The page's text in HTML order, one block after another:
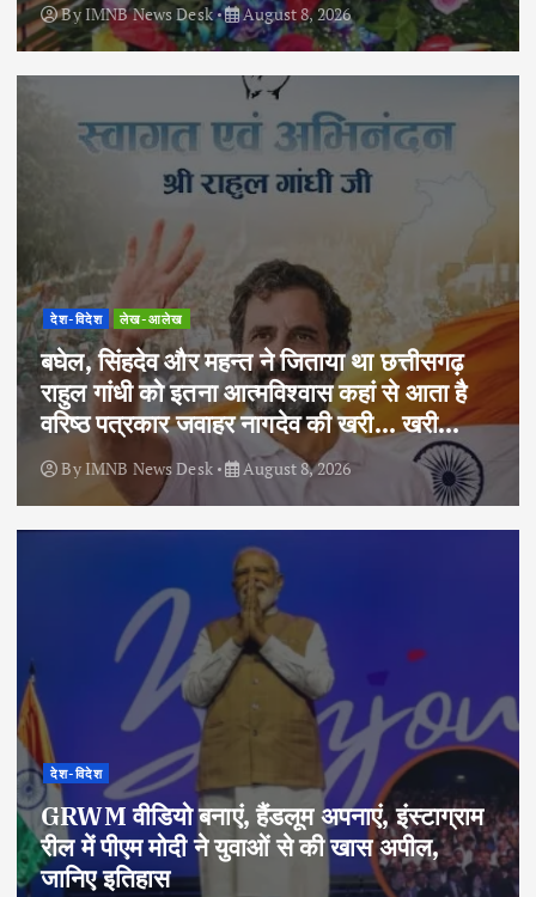
ByIMNB News Desk August 8, 2026
देश-विदेश लेख-आलेख
बघेल, सिंहदेव और महन्त ने जिताया था छत्तीसगढ़
राहुल गांधी को इतना आत्मविश्वास कहां से आता है
वरिष्ठ पत्रकार जवाहर नागदेव की खरी… खरी…
By IMNB News Desk August 8, 2026
देश-विदेश
GRWM वीडियो बनाएं, हैंडलूम अपनाएं, इंस्टाग्राम
रील में पीएम मोदी ने युवाओं से की खास अपील,
जानिए इतिहास